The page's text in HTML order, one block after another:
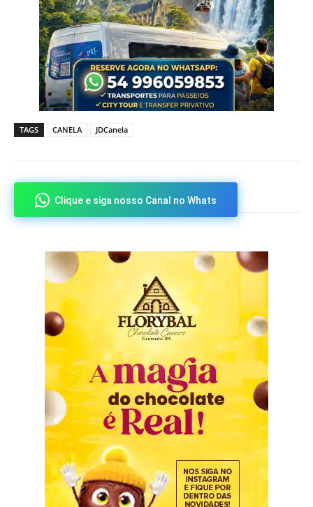
TAGS CANELA JDCanela
Clique e siga nosso Canal no Whats